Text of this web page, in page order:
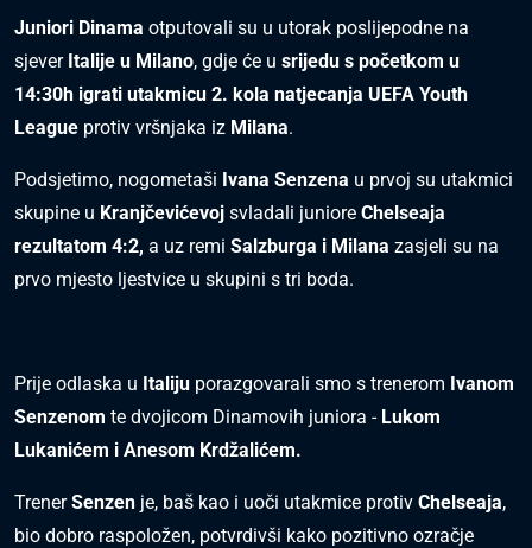
Juniori Dinama otputovali su u utorak poslijepodne na
sjever Italije u Milano, gdje će u srijedu s početkom u
14:30h igrati utakmicu 2. kola natjecanja UEFA Youth
League protiv vršnjaka iz Milana.
Podsjetimo, nogometaši Ivana Senzena u prvoj su utakmici
skupine u Kranjčevićevoj svladali juniore Chelseaja
rezultatom 4:2, a uz remi Salzburga i Milana zasjeli su na
prvo mjesto ljestvice u skupini s tri boda.
Prije odlaska u Italiju porazgovarali smo s trenerom Ivanom
Senzenom te dvojicom Dinamovih juniora -Lukom
Lukanićem i Anesom Krdžalićem.
TrenerSenzen je, baš kao i uoči utakmice protiv Chelseaja,
bio dobro raspoložen, potvrdivši kako pozitivno ozračje